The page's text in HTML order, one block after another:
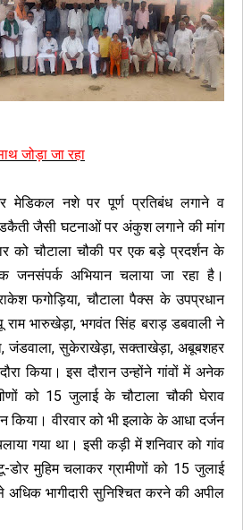
जोड़ा जा रहा
मेडिकल नशे पर पूर्ण प्रतिबंध लगाने व
डकैती जैसी घटनाओं पर अंकुश लगाने की मांग
को चौटाला चौकी पर एक बड़े प्रदर्शन के
जनसंपर्क अभियान चलाया जा रहा है।
फगोड़िया, चौटाला पैक्स के उपप्रधान
राम भारुखेड़ा, भगवंत सिंह बराड़ डबवाली ने
जंडवाला, सुकेराखेड़ा, सक्ताखेड़ा, अबूबशहर
किया। इस दौरान उन्होंने गांवों में अनेक
को 15 जुलाई के चौटाला चौकी घेराव
किया। वीरवार को भी इलाके के आधा दर्जन
गया था। इसी कड़ी में शनिवार को गांव
डोर मुहिम चलाकर ग्रामीणों को 15 जुलाई
भागीदारी सुनिश्चित करने की अपील